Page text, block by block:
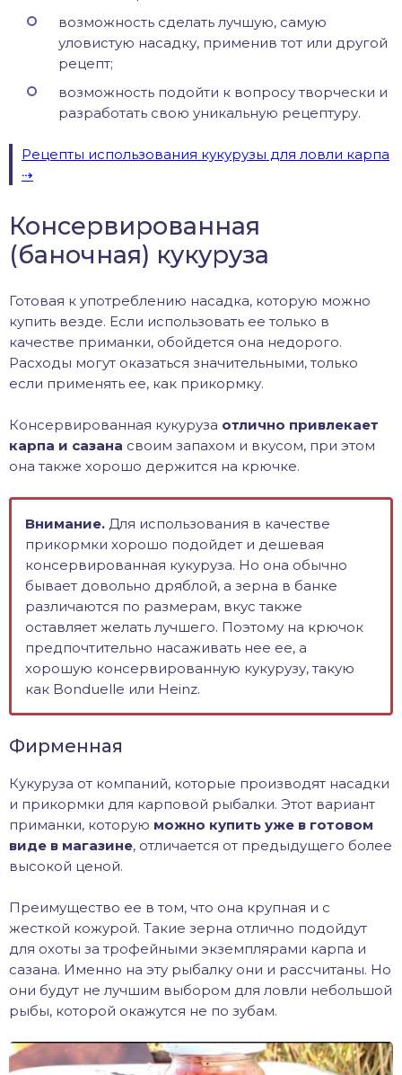
возможность сделать лучшую, самую
уловистую насадку, применив тот или другой
рецепт;
возможность подойти к вопросу творчески и
разработать свою уникальную рецептуру.
Рецепты использования кукурузы для ловли карпа
Консервированная
(баночная) кукуруза
Готовая к употреблению насадка, которую можно
купить везде. Если использовать ее только в
качестве приманки, обойдется она недорого.
Расходы могут оказаться значительными, только
если применять ее, как прикормку.
Консервированная кукуруза отлично привлекает
карпа и сазана своим запахом и вкусом, при этом
она также хорошо держится на крючке.
Внимание. Для использования в качестве
прикормки хорошо подойдет и дешевая
консервированная кукуруза. Но она обычно
бывает довольно дряблой, а зерна в банке
различаются по размерам, вкус также
оставляет желать лучшего. Поэтому на крючок
предпочтительно насаживать нее ее, а
хорошую консервированную кукурузу, такую
как Bonduelle или Heinz.
Фирменная
Кукуруза от компаний, которые производят насадки
и прикормки для карповой рыбалки. Этот вариант
приманки, которую можно купить уже в готовом
виде в магазине, отличается от предыдущего более
высокой ценой.
Преимущество ее в том, что она крупная и с
жесткой кожурой. Такие зерна отлично подойдут
для охоты за трофейными экземплярами карпа и
сазана. Именно на эту рыбалку они и рассчитаны. Но
они будут не лучшим выбором для ловли небольшой
рыбы, которой окажутся не по зубам.